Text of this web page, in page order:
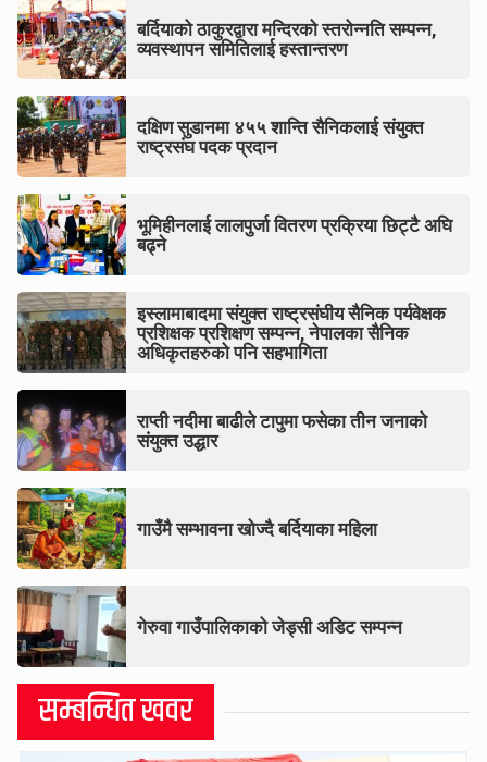
बर्दियाको ठाकुरद्वारा मन्दिरको स्तरोन्नति सम्पन्न,
व्यवस्थापन समितिलाई हस्तान्तरण
दक्षिण सुडानमा ४५५ शान्ति सैनिकलाई संयुक्त
राष्ट्रसंघ पदक प्रदान
भूमिहीनलाई लालपुर्जा वितरण प्रक्रिया छिट्टै अघि
बढ्ने
इस्लामाबादमा संयुक्त राष्ट्रसंघीय सैनिक पर्यवेक्षक
प्रशिक्षक प्रशिक्षण सम्पन्न, नेपालका सैनिक
अधिकृतहरुको पनि सहभागिता
राप्ती नदीमा बाढीले टापुमा फसेका तीन जनाको
संयुक्त उद्धार
गाउँमै सम्भावना खोज्दै बर्दियाका महिला
गेरुवा गाउँपालिकाको जेड्सी अडिट सम्पन्न
सम्बन्धित खवर